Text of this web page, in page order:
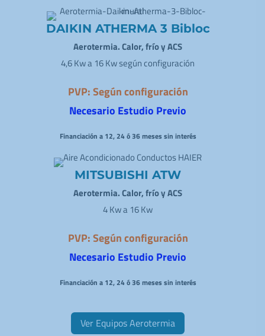
DAIKIN ATHERMA 3 Bibloc
Aerotermia. Calor, frío y ACS
4,6 Kw a 16 Kw según configuración
PVP: Según configuración
Necesario Estudio Previo
Financiación a 12, 24 ó 36 meses sin interés
MITSUBISHI ATW
Aerotermia. Calor, frío y ACS
4 Kw a 16 Kw
PVP: Según configuración
Necesario Estudio Previo
Financiación a 12, 24 ó 36 meses sin interés
Ver Equipos Aerotermia